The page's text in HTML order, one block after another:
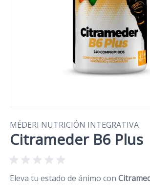
MÉDERI NUTRICIÓN INTEGRATIVA
Citrameder B6 Plus
Eleva tu estado de ánimo con